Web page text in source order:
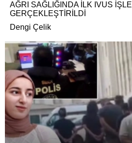
AĞRI SAĞLIĞINDA İLK IVUS
GERÇEKLEŞTİRİLDİ
Dengi Çelik